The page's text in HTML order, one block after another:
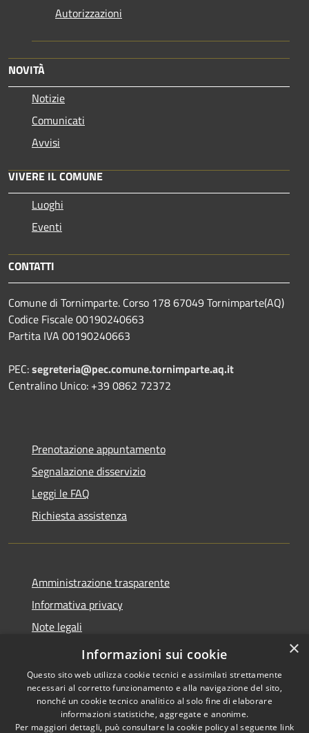
Autorizzazioni
NOVITÀ
Notizie
Comunicati
Avvisi
VIVERE IL COMUNE
Luoghi
Eventi
CONTATTI
Comune di Tornimparte. Corso 178 67049 Tornimparte(AQ)
Codice Fiscale 00190240663
Partita IVA 00190240663
PEC:segreteria@pec.comune.tornimparte.aq.it
Centralino Unico: +39 0862 72372
Prenotazione appuntamento
Segnalazione disservizio
Leggi le FAQ
Richiesta assistenza
Amministrazione trasparente
Informativa privacy
Note legali
Dichiarazione di accessibilità
Copyright © 2026 • Comune di
×
Informazioni sui cookie
Questo sito web utilizza cookie tecnici e assimilati strettamente
necessari al corretto funzionamento e alla navigazione del sito,
nonché un cookie tecnico analitico al solo fine di elaborare
informazioni statistiche, aggregate e anonime.
Per maggiori dettagli, può consultare la cookie policy al seguente link